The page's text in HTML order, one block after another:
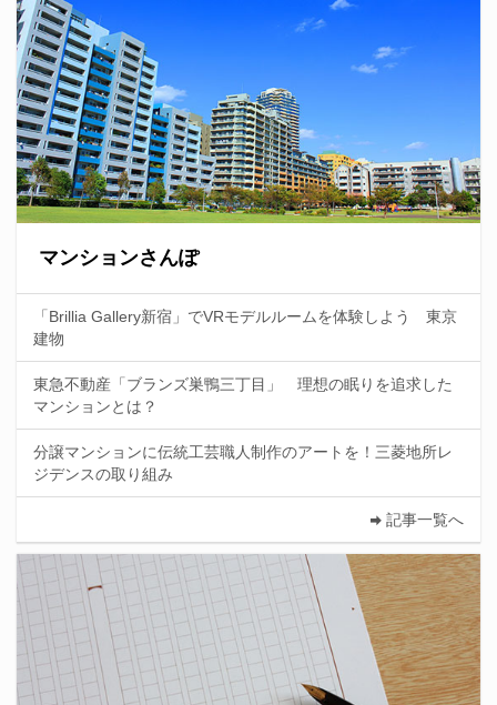
マンションさんぽ
「Brillia Gallery新宿」でVRモデルルームを体験しよう 東京
建物
東急不動産「ブランズ巣鴨三丁目」 理想の眠りを追求した
マンションとは？
分譲マンションに伝統工芸職人制作のアートを！三菱地所レ
ジデンスの取り組み
記事一覧へ